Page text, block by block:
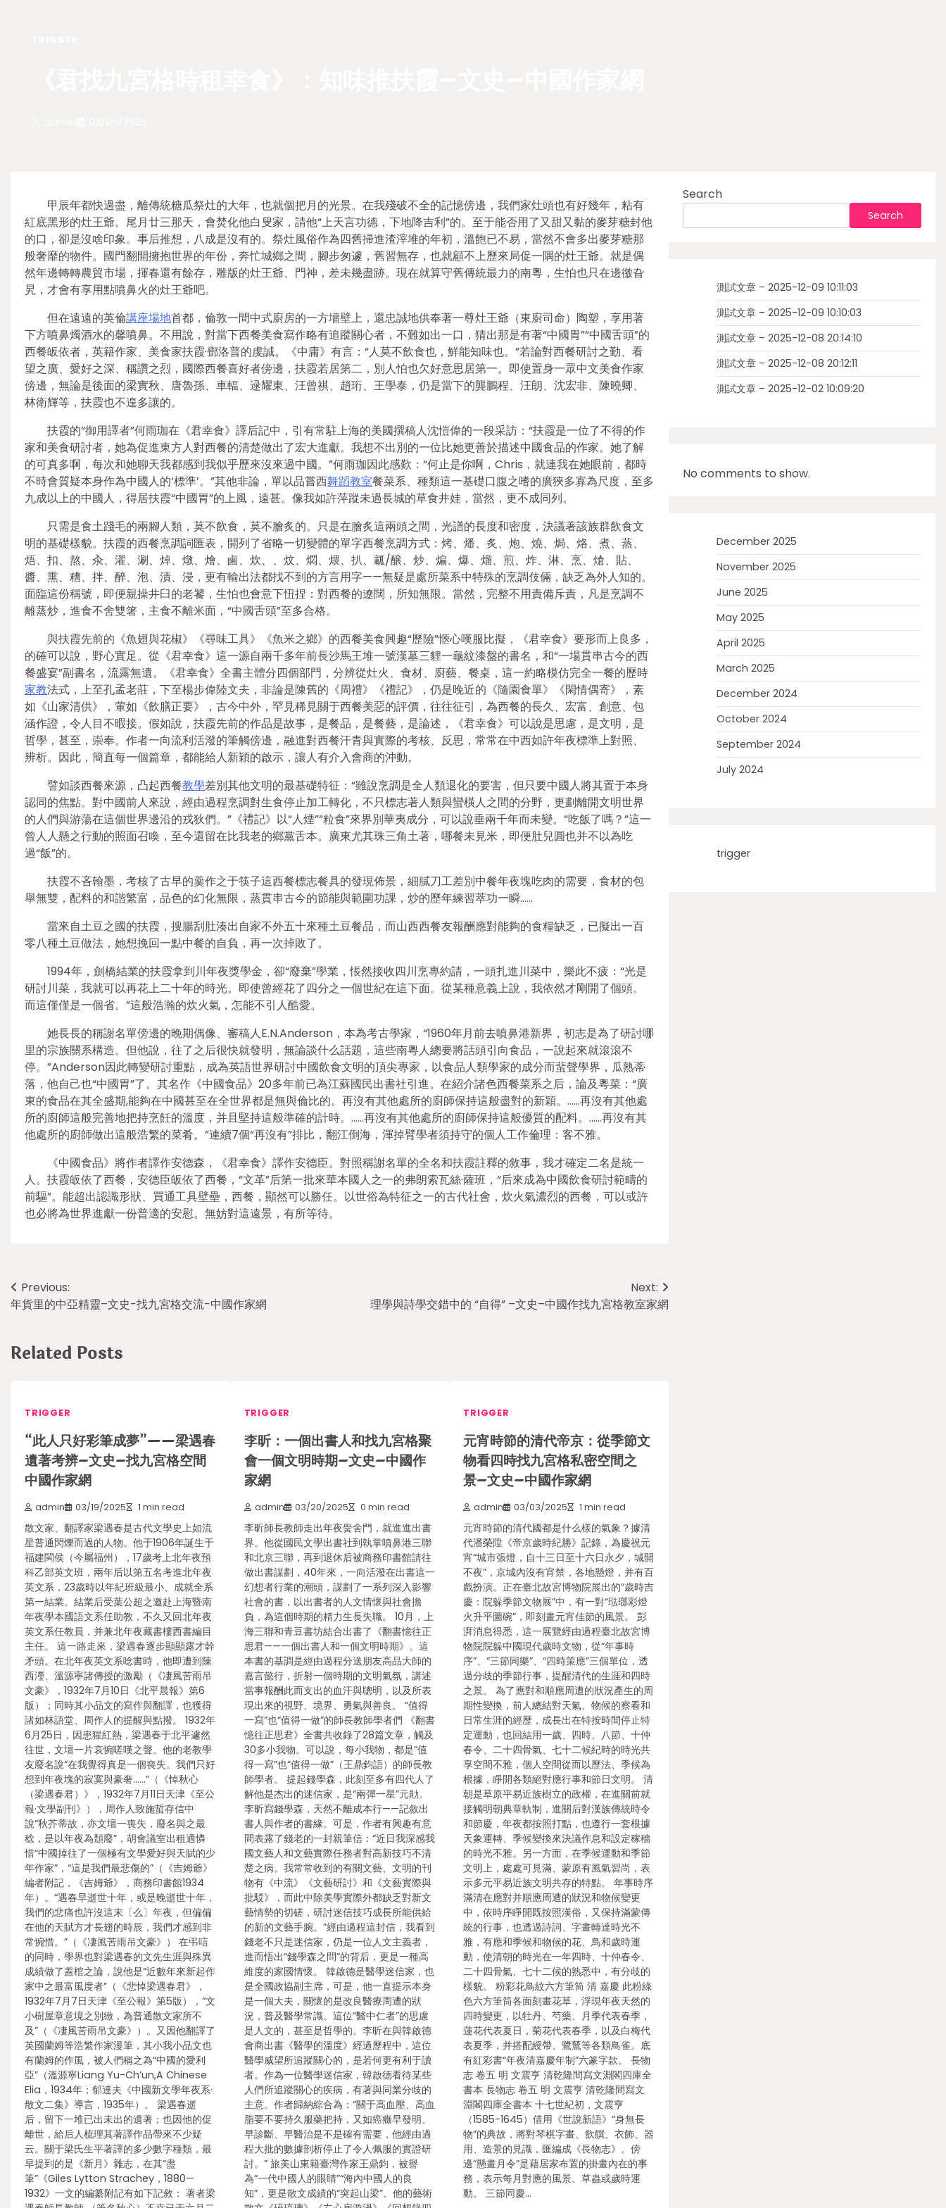
甲辰年都快過盡，離傳統糖瓜祭灶的大年，也就個把月的光景。在我殘破不全的記憶傍邊，我們家灶頭也有好幾年，粘有
紅底黑形的灶王爺。尾月廿三那天，會焚化他白叟家，請他“上天言功德，下地降吉利”的。至于能否用了又甜又黏的麥芽糖封他
的口，卻是沒啥印象。事后推想，八成是沒有的。祭灶風俗作為四舊掃進渣滓堆的年初，溫飽已不易，當然不會多出麥芽糖那
般奢靡的物件。國門翻開擁抱世界的年份，奔忙城鄉之間，腳步匆遽，舊習無存，也就顧不上歷來局促一隅的灶王爺。就是偶
然年邊轉轉農貿市場，揮春還有餘存，雕版的灶王爺、門神，差未幾盡跡。現在就算守舊傳統最力的南粵，生怕也只在邊徼旮
旯，才會有享用點噴鼻火的灶王爺吧。
但在遠遠的英倫講座場地首都，倫敦一間中式廚房的一方墻壁上，還忠誠地供奉著一尊灶王爺（東廚司命）陶塑，享用著
下方噴鼻燭酒水的馨噴鼻。不用說，對當下西餐美食寫作略有追蹤關心者，不難如出一口，猜出那是有著“中國胃”“中國舌頭”的
西餐皈依者，英籍作家、美食家扶霞·鄧洛普的虔誠。《中庸》有言：“人莫不飲食也，鮮能知味也。”若論對西餐研討之勤、看
望之廣、愛好之深、稱讚之烈，國際西餐喜好者傍邊，扶霞若居第二，別人怕也欠好意思居第一。即使置身一眾中文美食作家
傍邊，無論是後面的梁實秋、唐魯孫、車輻、逯耀東、汪曾祺、趙珩、王學泰，仍是當下的龔鵬程、汪朗、沈宏非、陳曉卿、
林衛輝等，扶霞也不遑多讓的。
扶霞的“御用譯者”何雨珈在《君幸食》譯后記中，引有常駐上海的美國撰稿人沈愷偉的一段采訪：“扶霞是一位了不得的作
家和美食研討者，她為促進東方人對西餐的清楚做出了宏大進獻。我想不出別的一位比她更善於描述中國食品的作家。她了解
的可真多啊，每次和她聊天我都感到我似乎歷來沒來過中國。”何雨珈因此感歎：“何止是你啊，Chris，就連我在她眼前，都時
不時會質疑本身作為中國人的‘標準’。”其他非論，單以品嘗西舞蹈教室餐菜系、種類這一基礎口腹之嗜的廣狹多寡為尺度，至多
九成以上的中國人，得居扶霞“中國胃”的上風，遠甚。像我如許萍蹤未過長城的草食井娃，當然，更不成同列。
只需是食土踐毛的兩腳人類，莫不飲食，莫不膾炙的。只是在膾炙這兩頭之間，光譜的長度和密度，決議著該族群飲食文
明的基礎樣貌。扶霞的西餐烹調詞匯表，開列了省略一切變體的單字西餐烹調方式：烤、燔、炙、炮、燒、焗、烙、煮、蒸、
焐、扣、熬、汆、濯、涮、焯、燉、燴、鹵、炊、、炆、燜、煨、扒、瓤/醸、炒、煸、爆、熘、煎、炸、淋、烹、熗、貼、
醬、熏、糟、拌、醉、泡、漬、浸，更有輸出法都找不到的方言用字——無疑是處所菜系中特殊的烹調伎倆，缺乏為外人知的。
面臨這份稱號，即便親操井臼的老饕，生怕也會意下忸捏：對西餐的遼闊，所知無限。當然，完整不用責備斥責，凡是烹調不
離蒸炒，進食不舍雙箸，主食不離米面，“中國舌頭”至多合格。
與扶霞先前的《魚翅與花椒》《尋味工具》《魚米之鄉》的西餐美食興趣“歷險”愜心嘆服比擬，《君幸食》要形而上良多，
的確可以說，野心實足。從《君幸食》這一源自兩千多年前長沙馬王堆一號漢墓三貍一龜紋漆盤的書名，和“一場貫串古今的西
餐盛宴”副書名，流露無遺。《君幸食》全書主體分四個部門，分辨從灶火、食材、廚藝、餐桌，這一約略模仿完全一餐的歷時
家教法式，上至孔孟老莊，下至楊步偉陸文夫，非論是陳舊的《周禮》《禮記》，仍是晚近的《隨園食單》《閑情偶寄》，素
如《山家清供》，葷如《飲膳正要》，古今中外，罕見稀見關于西餐美惡的評價，往往征引，為西餐的長久、宏富、創意、包
涵作證，令人目不暇接。假如說，扶霞先前的作品是故事，是餐品，是餐藝，是論述，《君幸食》可以說是思慮，是文明，是
哲學，甚至，崇奉。作者一向流利活潑的筆觸傍邊，融進對西餐汗青與實際的考核、反思，常常在中西如許年夜標準上對照、
辨析。因此，簡直每一個篇章，都能給人新穎的啟示，讓人有介入會商的沖動。
譬如談西餐來源，凸起西餐教學差別其他文明的最基礎特征：“雖說烹調是全人類退化的要害，但只要中國人將其置于本身
認同的焦點。對中國前人來說，經由過程烹調對生食停止加工轉化，不只標志著人類與蠻橫人之間的分野，更劃離開文明世界
的人們與游蕩在這個世界邊沿的戎狄們。”《禮記》以“人煙”“粒食”來界別華夷成分，可以說垂兩千年而未變。“吃飯了嗎？”這一
曾人人懸之行動的照面召喚，至今還留在比我老的鄉黨舌本。廣東尤其珠三角土著，哪餐未見米，即便肚兒圓也并不以為吃
過“飯”的。
扶霞不吝翰墨，考核了古早的羹作之于筷子這西餐標志餐具的發現佈景，細膩刀工差別中餐年夜塊吃肉的需要，食材的包
舉無雙，配料的和諧繁富，品色的幻化無限，蒸貫串古今的節能與範圍功課，炒的歷年練習萃功一瞬……
當來自土豆之國的扶霞，搜腸刮肚湊出自家不外五十來種土豆餐品，而山西西餐友報酬應對能夠的食糧缺乏，已擬出一百
零八種土豆做法，她想挽回一點中餐的自負，再一次掉敗了。
1994年，劍橋結業的扶霞拿到川年夜獎學金，卻“廢棄”學業，悵然接收四川烹專約請，一頭扎進川菜中，樂此不疲：“光是
研討川菜，我就可以再花上二十年的時光。即使曾經花了四分之一個世紀在這下面。從某種意義上說，我依然才剛開了個頭。
而這僅僅是一個省。”這般浩瀚的炊火氣，怎能不引人酷愛。
她長長的稱謝名單傍邊的晚期偶像、審稿人E.N.Anderson，本為考古學家，“1960年月前去噴鼻港新界，初志是為了研討哪
里的宗族關系構造。但他說，往了之后很快就發明，無論談什么話題，這些南粵人總要將話頭引向食品，一說起來就滾滾不
停。”Anderson因此轉變研討重點，成為英語世界研討中國飲食文明的頂尖專家，以食品人類學家的成分而蜚聲學界，瓜熟蒂
落，他自己也“中國胃”了。其名作《中國食品》20多年前已為江蘇國民出書社引進。在紹介諸色西餐菜系之后，論及粵菜：“廣
東的食品在其全盛期,能夠在中國甚至在全世界都是無與倫比的。再沒有其他處所的廚師保持這般盡對的新穎。……再沒有其他處
所的廚師這般完善地把持烹飪的溫度，并且堅持這般準確的計時。……再沒有其他處所的廚師保持這般優質的配料。……再沒有其
他處所的廚師做出這般浩繁的菜肴。”連續7個“再沒有”排比，翻江倒海，渾掉臂學者須持守的個人工作倫理：客不雅。
《中國食品》將作者譯作安德森，《君幸食》譯作安德臣。對照稱謝名單的全名和扶霞註釋的敘事，我才確定二名是統一
人。扶霞皈依了西餐，安德臣皈依了西餐，“文革”后第一批來華本國人之一的弗朗索瓦絲·薩班，“后來成為中國飲食研討範疇的
前驅”。能超出認識形狀、買通工具壁壘，西餐，顯然可以勝任。以世俗為特征之一的古代社會，炊火氣濃烈的西餐，可以或許
也必將為世界進獻一份普適的安慰。無妨對這遠景，有所等待。
Post
navigation
Previous:
年貨里的中亞精靈–文史-找九宮格交流-中國作家網
Next:
理學與詩學交錯中的 “自得” –文史–中國作找九宮格教室家網
Related Posts
TRIGGER
“此人只好彩筆成夢”——梁遇春
遺著考辨–文史–找九宮格空間
中國作家網
admin 03/19/2025 1 min read
散文家、翻譯家梁遇春是古代文學史上如流
星普通閃爍而過的人物。他于1906年誕生于
福建閩侯（今屬福州），17歲考上北年夜預
科乙部英文班，兩年后以第五名考進北年夜
英文系，23歲時以年紀班級最小、成就全系
第一結業。結業后受葉公超之邀赴上海暨南
年夜學本國語文系任助教，不久又回北年夜
英文系任教員，并兼北年夜藏書樓西書編目
主任。 這一路走來，梁遇春逐步顯顯露才幹
矛頭。在北年夜英文系唸書時，他即遭到陳
西瀅、溫源寧諸傳授的激勵（《凄風苦雨吊
文豪》，1932年7月10日《北平晨報》第6
版）；同時其小品文的寫作與翻譯，也獲得
諸如林語堂、周作人的提醒與點撥。 1932年
6月25日，因患猩紅熱，梁遇春于北平遽然
往世，文壇一片哀惋嗟嘆之聲。他的老教學
友廢名說“在我覺得真是一個喪失。我們只好
想到年夜塊的寂寞與豪奢……”（《悼秋心
（梁遇春君）》，1932年7月11日天津《至公
報·文學副刊》），周作人致施蜇存信中
說“秋芥蒂故，亦文壇一喪失，廢名與之最
稔，是以年夜為頹廢”，胡會議室出租適憐
惜“中國掉往了一個極有文學愛好與天賦的少
年作家”，“這是我們最悲傷的”（《吉姆爺》
編者附記，《吉姆爺》，商務印書館1934
年）。“遇春早逝世十年，或是晚逝世十年，
我們的悲痛也許沒這末〔么〕年夜，但偏偏
在他的天賦方才長翅的時辰，我們才感到非
常惋惜。”（《凄風苦雨吊文豪》） 在弔唁
的同時，學界也對梁遇春的文先生涯與殊異
成績做了蓋棺之論，說他是“近數年來新起作
家中之最富風度者”（《悲悼梁遇春君》，
1932年7月7日天津《至公報》第5版），“文
小樹屋章意境之別緻，為普通散文家所不
及”（《凄風苦雨吊文豪》）。又因他翻譯了
英國蘭姆等浩繁作家漫筆，其小我小品文也
有蘭姆的作風，被人們稱之為“中國的愛利
亞”（溫源寧Liang Yu-Ch’un,A Chinese
Elia，1934年；郁達夫《中國新文學年夜系·
散文二集》導言，1935年）。 梁遇春逝
后，留下一堆已出未出的遺著；也因他的促
離世，給后人梳理其著譯作品帶來不少疑
云。關于梁氏生平著譯的多少數字種類，最
早提到的是《新月》雜志，在其“盡
筆”《Giles Lytton Strachey，1880—
1932》一文的編纂附記有如下記敘： 著者梁
TRIGGER
李昕：一個出書人和找九宮格聚
會一個文明時期–文史–中國作
家網
admin 03/20/2025 0 min read
李昕師長教師走出年夜黌舍門，就進進出書
界。他從國民文學出書社到執掌噴鼻港三聯
和北京三聯，再到退休后被商務印書館請往
做出書謀劃，40年來，一向活潑在出書這一
幻想者行業的潮頭，謀劃了一系列深入影響
社會的書，以出書者的人文情懷與社會擔
負，為這個時期的精力生長失職。 10月，上
海三聯和青豆書坊結合出書了《翻書憶往正
思君——一個出書人和一個文明時期》。這
本書的基調是經由過程分送朋友高品大師的
嘉言懿行，折射一個時期的文明氣氛，講述
當事報酬此而支出的血汗與聰明，以及所表
現出來的視野、境界、勇氣與善良。 “值得
一寫”也“值得一做”的師長教師學者們 《翻書
憶往正思君》全書共收錄了28篇文章，觸及
30多小我物。可以說，每小我物，都是“值
得一寫”也“值得一做”（王鼎鈞語）的師長教
師學者。 提起錢學森，此刻至多有四代人了
解他是杰出的迷信家，是“兩彈一星”元勛。
李昕寫錢學森，天然不離成本行——記敘出
書人與作者的書緣。可是，作者有興趣有意
間表露了錢老的一封親筆信：“近日我深感我
國文藝人和文藝實際任務者對高新技巧不清
楚之病。我常常收到的有關文藝、文明的刊
物有《中流》《文藝研討》和《文藝實際與
批駁》，而此中除美學實際外都缺乏對新文
藝情勢的切磋，研討迷信技巧成長所能供給
的新的文藝手腕。”經由過程這封信，我看到
錢老不只是迷信家，仍是一位人文主義者，
進而悟出“錢學森之問”的背后，更是一種高
維度的家國情懷。 韓啟德是醫學迷信家，也
是全國政協副主席，可是，他一直提示本身
是一個大夫，關懷的是改良醫療周遭的狀
況，普及醫學常識。這位“醫中仁者”的思慮
是人文的，甚至是哲學的。李昕在與韓啟德
會商出書《醫學的溫度》經過歷程中，這位
醫學威望所追蹤關心的，是若何更有利于讀
者。作為一位醫學迷信家，韓啟德看待某些
人們所追蹤關心的疾病，有著與同業分歧的
主意。作者歸納綜合為：“關于高血壓、高血
脂要不要持久服藥把持，又如癌癥早發明、
早診斷、早醫治是不是確有需要，他經由過
程大批的數據剖析停止了令人佩服的實證研
討。” 旅美山東籍臺灣作家王鼎鈞，被譽
為“一代中國人的眼睛”“海內中國人的良
知”，更是散文成績的“突起山梁”。他的藝術
TRIGGER
元宵時節的清代帝京：從季節文
物看四時找九宮格私密空間之
景–文史–中國作家網
admin 03/03/2025 1 min read
元宵時節的清代國都是什么樣的氣象？據清
代潘榮陞《帝京歲時紀勝》記錄，為慶祝元
宵“城市張燈，自十三日至十六日永夕，城開
不夜”，京城內沒有宵禁，各地懸燈，并有百
戲扮演。正在臺北故宮博物院展出的“歲時吉
慶：院躲季節文物展”中，有一對“琺瑯彩燈
火升平圖碗”，即刻畫元宵佳節的風景。 彭
湃消息得悉，這一展覽經由過程臺北故宮博
物院院躲中國現代歲時文物，從“年事時
序”、“三節同樂”、“四時策應”三個單位，透
過分歧的季節行事，提醒清代的生涯和四時
之景。 為了應對和順應周遭的狀況產生的周
期性變換，前人總結對天氣、物候的察看和
日常生涯的經歷，成長出在特按時間停止特
定運動，也回結用一歲、四時、八節、十仲
春令、二十四骨氣、七十二候紀時的時光共
享空間不雅，個人空間從而以歷法、季候為
根據，睜開各類絕對應行事和節日文明。 清
朝是草原平易近族樹立的政權，在進關前就
接觸明朝典章軌制，進關后對漢族傳統時令
和節慶，年夜都按照打點，也遵行一套根據
天象運轉、季候變換來決議作息和設定稼穡
的時光不雅。另一方面，在季候運動和季節
文明上，處處可見滿、蒙原有風氣習尚，表
示多元平易近族文明共存的特點。 年事時序
滿清在應對并順應周遭的狀況和物候變更
中，依時序睜開既按照漢俗，又保持滿蒙傳
統的行事，也透過詩詞、字畫轉達時光不
雅，有應和季候和物候的花、鳥和歲時運
動，使清朝的時光在一年四時、十仲春令、
二十四骨氣、七十二候的熟悉中，有分歧的
樣貌。 粉彩花鳥紋六方筆筒 清 嘉慶 此粉綠
色六方筆筒各面刻畫花草，浮現年夜天然的
四時變更，以牡丹、芍藥、月季代表春季，
蓮花代表夏日，菊花代表春季，以及白梅代
表夏季，并搭配綬帶、鷺鶿等各類鳥雀。底
有紅彩書“年夜清嘉慶年制”六篆字款。 長物
志 卷五 明 文震亨 清乾隆間寫文淵閣四庫全
書本 長物志 卷五 明 文震亨 清乾隆間寫文
淵閣四庫全書本 十七世紀初，文震亨
（1585-1645）借用《世說新語》“身無長
物”的典故，將對琴棋字畫、飲饌、衣飾、器
用、造景的見識，匯編成《長物志》。傍
邊“懸畫月令”是藉居家布置的掛畫內在的事
務，表示每月對應的風景、草蟲或歲時運
動。 三節同慶…
Search
Search
測試文章 – 2025-12-09 10:11:03
測試文章 – 2025-12-09 10:10:03
測試文章 – 2025-12-08 20:14:10
測試文章 – 2025-12-08 20:12:11
測試文章 – 2025-12-02 10:09:20
No comments to show.
December 2025
November 2025
June 2025
May 2025
April 2025
March 2025
December 2024
October 2024
September 2024
July 2024
trigger